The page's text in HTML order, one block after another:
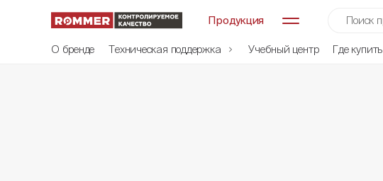
Продукция
О бренде
Техническая поддержка Учебный центр Где купить